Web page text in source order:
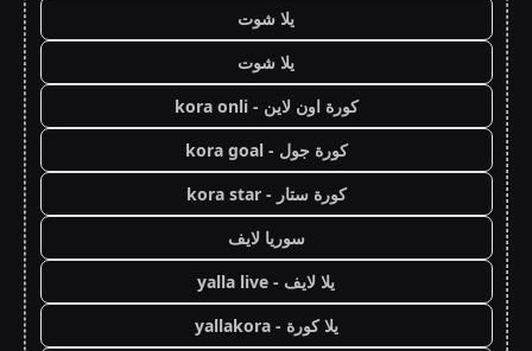
يلا شوت
يلا شوت
كورة اون لاين - kora onli
كورة جول - kora goal
كورة ستار - kora star
سوريا لايف
يلا لايف - yalla live
يلا كورة - yallakora